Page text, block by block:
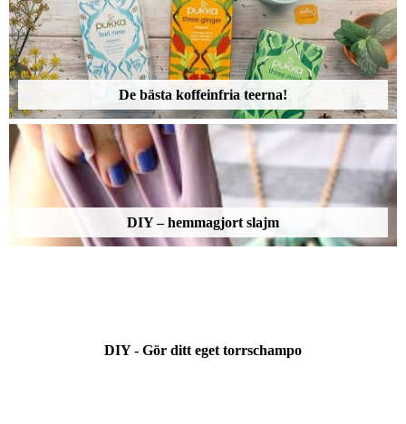
De bästa koffeinfria teerna!
DIY – hemmagjort slajm
DIY - Gör ditt eget torrschampo